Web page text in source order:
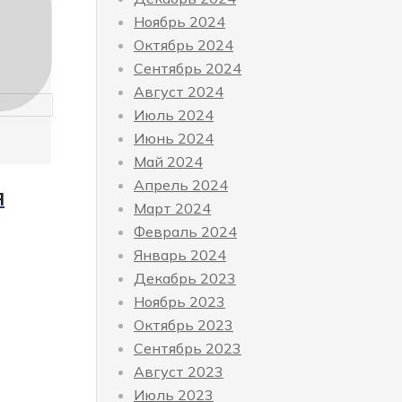
Ноябрь 2024
Октябрь 2024
Сентябрь 2024
Август 2024
Июль 2024
Июнь 2024
Май 2024
Апрель 2024
Март 2024
Февраль 2024
Январь 2024
Декабрь 2023
Ноябрь 2023
Октябрь 2023
Сентябрь 2023
Август 2023
Июль 2023